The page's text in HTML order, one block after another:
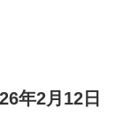
年2月12日